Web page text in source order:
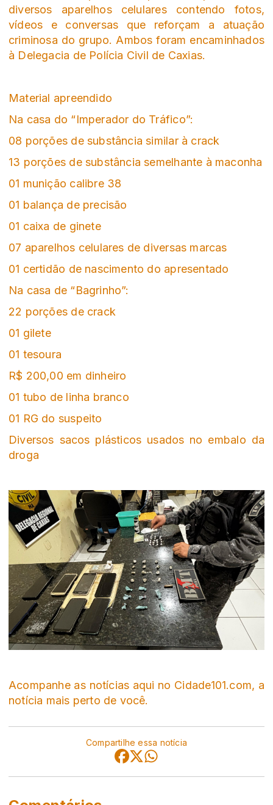
diversos aparelhos celulares contendo fotos,
vídeos e conversas que reforçam a atuação
criminosa do grupo. Ambos foram encaminhados
à Delegacia de Polícia Civil de Caxias.
Material apreendido
Na casa do “Imperador do Tráfico”:
08 porções de substância similar à crack
13 porções de substância semelhante à maconha
01 munição calibre 38
01 balança de precisão
01 caixa de ginete
07 aparelhos celulares de diversas marcas
01 certidão de nascimento do apresentado
Na casa de “Bagrinho”:
22 porções de crack
01 gilete
01 tesoura
R$ 200,00 em dinheiro
01 tubo de linha branco
01 RG do suspeito
Diversos sacos plásticos usados no embalo da
droga
Acompanhe as notícias aqui no Cidade101.com, a
notícia mais perto de você.
Compartilhe essa notícia